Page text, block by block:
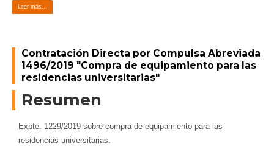
Seguínos
Leer más...
Contratación Directa por Compulsa Abreviada
1496/2019 "Compra de equipamiento para las
residencias universitarias"
Resumen
Expte. 1229/2019 sobre compra de equipamiento para las
residencias universitarias.